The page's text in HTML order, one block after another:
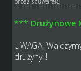
*** Drużynowe
UWAGA!
drużyny!!!